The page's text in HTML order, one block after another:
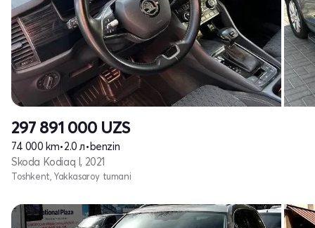
297 891 000 UZS
74 000 km•2.0 л• benzin
Skoda Kodiaq I, 2021
Toshkent, Yakkasaroy tumani